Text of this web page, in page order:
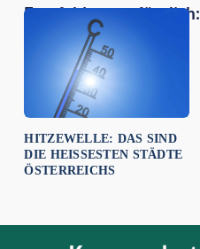
Empfehlungen für dich:
HITZEWELLE: DAS SIND
DIE HEISSESTEN STÄDTE Ö
STERREICHS